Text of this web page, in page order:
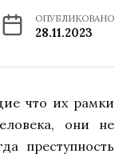
ОПУБЛИКОВАНО
28.11.2023
что их рамки
они не
преступность